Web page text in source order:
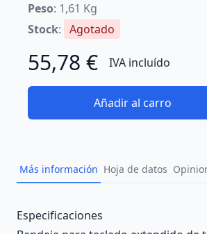
Peso: 1,61 Kg
Stock: Agotado
55,78 € IVA incluído
Añadir al carro
Más información Hoja de datos
Description
Especificaciones